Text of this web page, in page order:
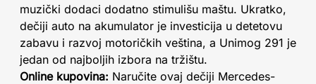
muzički dodaci dodatno stimulišu maštu. Ukratko,
dečiji auto na akumulator je investicija u detetovu
zabavu i razvoj motoričkih veština, a Unimog 291 je
jedan od najboljih izbora na tržištu.
Online kupovina: Naručite ovaj dečiji Mercedes-